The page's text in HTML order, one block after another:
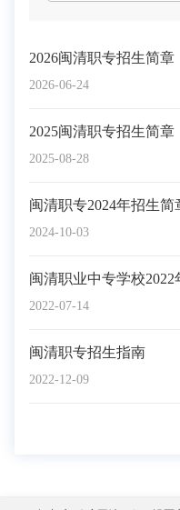
2026-06-24
2026闽清职专招生简章
2025-08-28
2025闽清职专招生简章
2024-10-03
闽清职专2024年招生简
2022-07-14
闽清职业中专学校
2022-12-09
闽清职专招生指南